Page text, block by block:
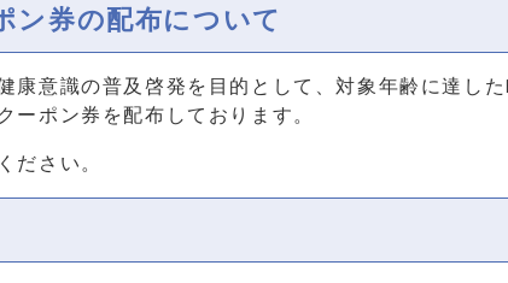
ン券の配布について
康意識の普及啓発を目的として、対象年齢に達し
ーポン券を配布しております。
ださい。